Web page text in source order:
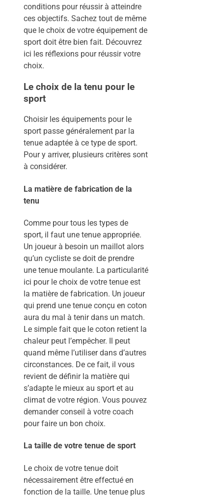
conditions pour réussir à atteindre
ces objectifs. Sachez tout de même
que le choix de votre équipement de
sport doit être bien fait. Découvrez
ici les réflexions pour réussir votre
choix.
Le choix de la tenu pour le
sport
Choisir les équipements pour le
sport passe généralement par la
tenue adaptée à ce type de sport.
Pour y arriver, plusieurs critères sont
à considérer.
La matière de fabrication de la
tenu
Comme pour tous les types de
sport, il faut une tenue appropriée.
Un joueur à besoin un maillot alors
qu’un cycliste se doit de prendre
une tenue moulante. La particularité
ici pour le choix de votre tenue est
la matière de fabrication. Un joueur
qui prend une tenue conçu en coton
aura du mal à tenir dans un match.
Le simple fait que le coton retient la
chaleur peut l’empêcher. Il peut
quand même l’utiliser dans d’autres
circonstances. De ce fait, il vous
revient de définir la matière qui
s’adapte le mieux au sport et au
climat de votre région. Vous pouvez
demander conseil à votre coach
pour faire un bon choix.
La taille de votre tenue de sport
Le choix de votre tenue doit
nécessairement être effectué en
fonction de la taille. Une tenue plus